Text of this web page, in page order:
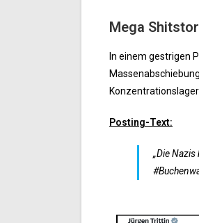
Mega
In einem gestrigen
Posting-Text:
„Die